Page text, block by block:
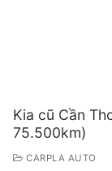
Kia cũ Cần
75.500km)
CARPLA AUTO